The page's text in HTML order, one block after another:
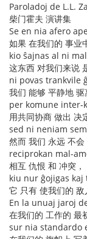
Paroladoj de L.L.
柴门霍夫 演讲集
Se en nia afero
如果 在我们的 事业
kio ŝajnas al ni
这东西 对我们来说
ni povas trankvile
我们 能够 平静地 驱
per komune inter-
用共同协商 做出 决
sed ni neniam
然而 我们 永远 不
reciprokan mal-
相互 仇恨 和 冲突，
kiu nur ĝojigas
它 只有 使我们的 敌
En la unuaj jaroj
在我们的 工作的 最
sur nia standardo